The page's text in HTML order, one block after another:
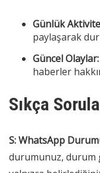
Günlük
paylaşarak
Güncel Olaylar:
haberler
Sıkça
S: WhatsApp
durumunuz, durum